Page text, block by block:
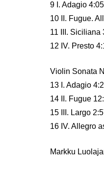
9 I. Adagio 4:05
10 II. Fugue.
11 III. Siciliana
12 IV. Presto
Violin Sonata
13 I. Adagio
14 II. Fugue
15 III. Largo
16 IV. Allegro
Markku